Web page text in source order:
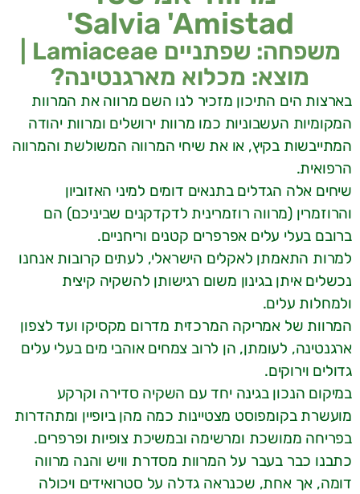
Salvia 'Amistad'
מוצא: מכלוא מארגנטינה?
בארצות הים התיכון מזכיר לנו השם מרווה את המרוות
המקומיות העשבוניות כמו מרוות ירושלים ומרוות יהודה
המתייבשות בקיץ, או את שיחי המרווה המשולשת והמרווה
הרפואית.
שיחים אלה הגדלים בתנאים דומים למיני האזוביון
והרוזמרין (מרווה רוזמרינית לדקדקנים שביניכם) הם
ברובם בעלי עלים אפרפרים קטנים וריחניים.
למרות התאמתן לאקלים הישראלי, לעתים קרובות אנחנו
נכשלים איתן בגינון משום רגישותן להשקיה קיצית
ולמחלות עלים.
המרוות של אמריקה המרכזית מדרום מקסיקו ועד לצפון
ארגנטינה, לעומתן, הן לרוב צמחים אוהבי מים בעלי עלים
גדולים וירוקים.
במיקום הנכון בגינה יחד עם השקיה סדירה וקרקע
מועשרת בקומפוסט מצטיינות כמה מהן ביופיין ומתהדרות
בפריחה ממושכת ומרשימה ובמשיכת צופיות ופרפרים.
כתבנו כבר בעבר על המרוות מסדרת וויש והנה מרווה
דומה, אך אחת, שכנראה גדלה על סטרואידים ויכולה